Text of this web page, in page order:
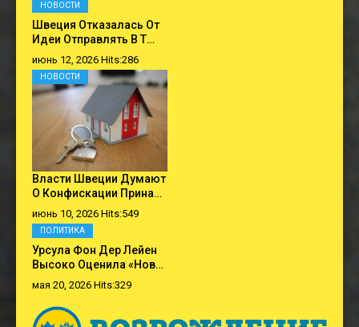
Швеция Отказалась От
Идеи Отправлять В Т…
июнь 12, 2026 Hits:286
НОВОСТИ
Власти Швеции Думают
О Конфискации Прина…
июнь 10, 2026 Hits:549
НОВОСТИ
Урсула Фон Дер Лейен
Высоко Оценила «нов…
мая 20, 2026 Hits:329
ПОЛИТИКА